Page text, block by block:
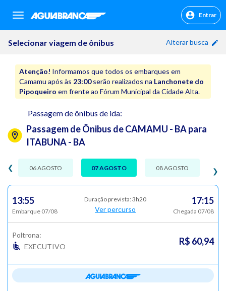
sr.header.toggle.navigation Entrar
Selecionar viagem de ônibus Alterar busca
Atenção! Informamos que todos os embarques em
Camamu após às 23:00serão realizados na Lanchonete do
Pipoqueiro em frente ao Fórum Municipal da Cidade Alta.
Passagem de ônibus de ida:
Passagem de Ônibus de CAMAMU - BA para
ITABUNA - BA
❯
❮ 06 AGOSTO 07 AGOSTO 08 AGOSTO
13:55
Embarque 07/08
Duração prevista: 3h20
Ver percurso
17:15
Chegada 07/08
Poltrona:
EXECUTIVO
R$ 60,94